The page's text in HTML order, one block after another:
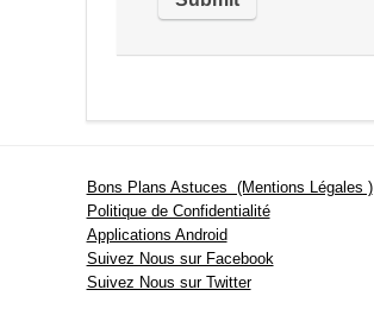
Bons Plans Astuces (Mentions Légales )
Politique de Confidentialité
Applications Android
Suivez Nous sur Facebook
Suivez Nous sur Twitter